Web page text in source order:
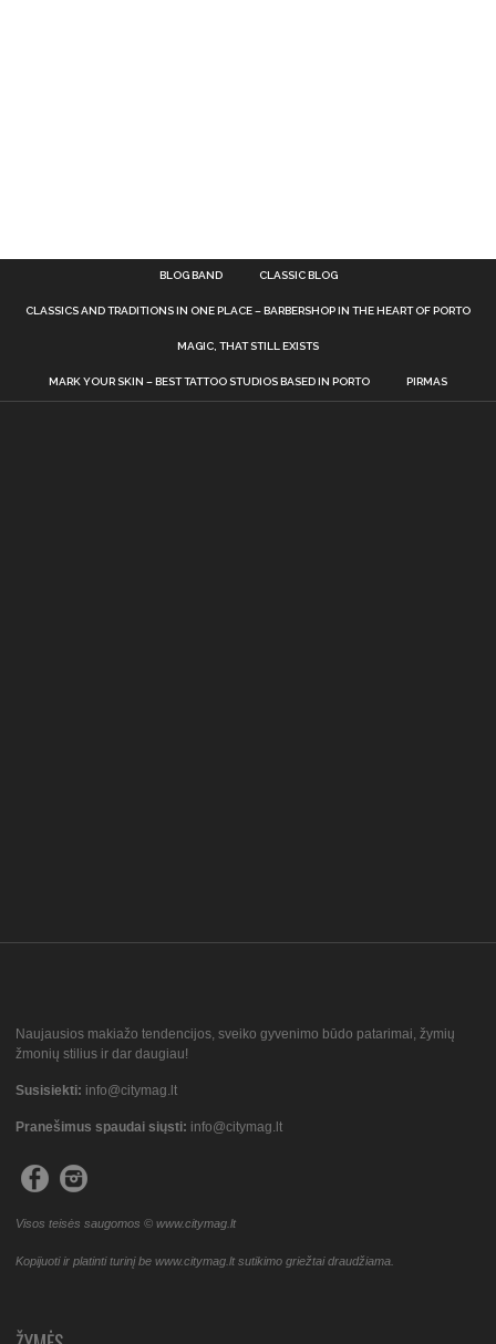
BLOG BAND CLASSIC BLOG
CLASSICS AND TRADITIONS IN ONE PLACE – BARBERSHOP IN THE HEART OF PORTO
MAGIC, THAT STILL EXISTS
MARK YOUR SKIN – BEST TATTOO STUDIOS BASED IN PORTO PIRMAS
Naujausios makiažo tendencijos, sveiko gyvenimo būdo patarimai, žymių
žmonių stilius ir dar daugiau!
Susisiekti: info@citymag.lt
Pranešimus spaudai siųsti: info@citymag.lt
Visos teisės saugomos © www.citymag.lt
Kopijuoti ir platinti turinį be www.citymag.lt sutikimo griežtai draudžiama.